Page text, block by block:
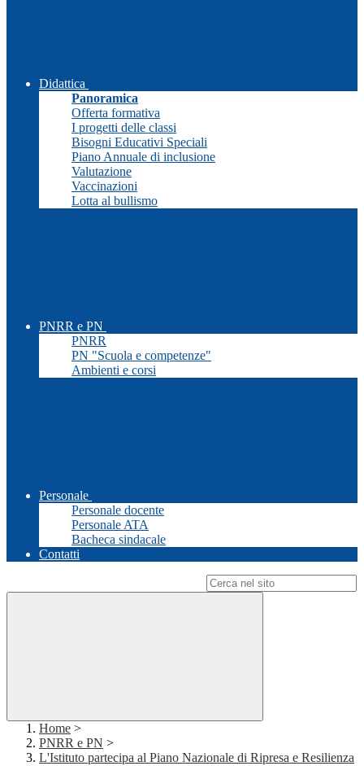
Didattica
Panoramica
Offerta formativa
I progetti delle classi
Bisogni Educativi Speciali
Piano Annuale di inclusione
Valutazione
Vaccinazioni
Lotta al bullismo
PNRR e PN
PNRR
PN "Scuola e competenze"
Ambienti e corsi
Personale
Personale docente
Personale ATA
Bacheca sindacale
Contatti
Home >
PNRR e PN >
L'Istituto partecipa al Piano Nazionale di Ripresa e Resilienza